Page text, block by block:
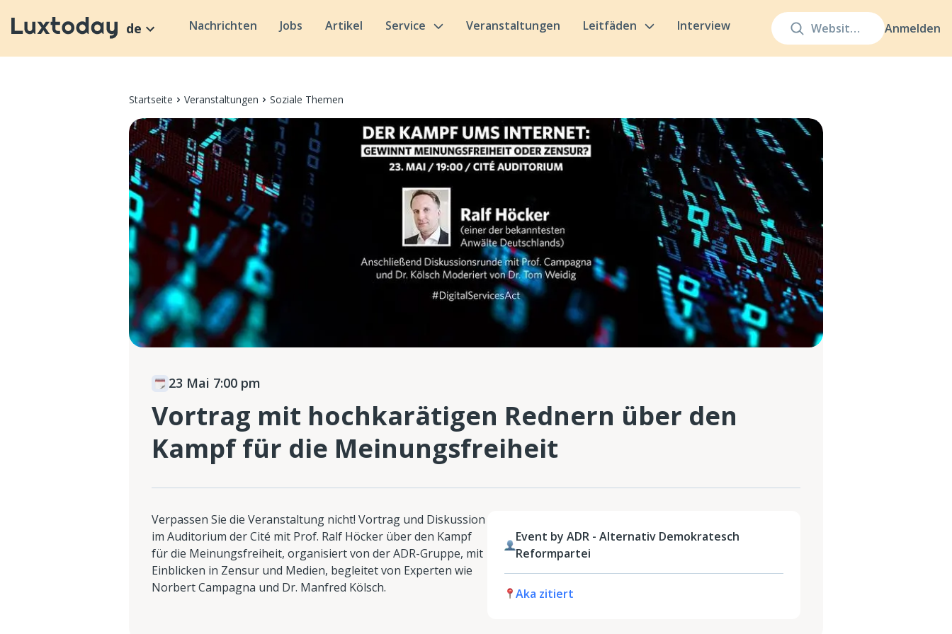
Anmelden
de Nachrichten Jobs Artikel Service Veranstaltungen Leitfäden Interview
Startseite Veranstaltungen Soziale Themen
23 Mai 7:00 pm
Vortrag mit hochkarätigen Rednern über den
Kampf für die Meinungsfreiheit
Verpassen Sie die Veranstaltung nicht! Vortrag und Diskussion
im Auditorium der Cité mit Prof. Ralf Höcker über den Kampf
für die Meinungsfreiheit, organisiert von der ADR-Gruppe, mit
Einblicken in Zensur und Medien, begleitet von Experten wie
Norbert Campagna und Dr. Manfred Kölsch.
Event by ADR - Alternativ Demokratesch
Reformpartei
Aka zitiert